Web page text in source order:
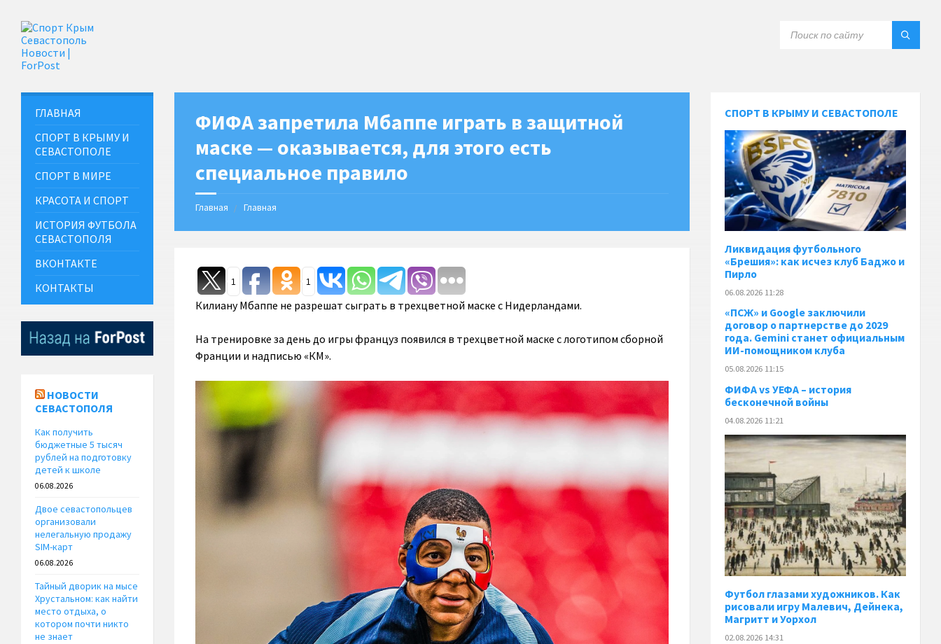
ФИФА запретила Мбаппе играть в защитной
маске — оказывается, для этого есть
специальное правило
Главная Главная
1 1
Килиану Мбаппе не разрешат сыграть в трехцветной маске с Нидерландами.
На тренировке за день до игры француз появился в трехцветной маске с логотипом сборной
Франции и надписью «КМ».
ГЛАВНАЯ
СПОРТ В КРЫМУ И
СЕВАСТОПОЛЕ
СПОРТ В МИРЕ
КРАСОТА И СПОРТ
ИСТОРИЯ ФУТБОЛА
СЕВАСТОПОЛЯ
ВКОНТАКТЕ
КОНТАКТЫ
НОВОСТИ
СЕВАСТОПОЛЯ
Как получить
бюджетные 5 тысяч
рублей на подготовку
детей к школе
06.08.2026
Двое севастопольцев
организовали
нелегальную продажу
SIM-карт
06.08.2026
Тайный дворик на мысе
Хрустальном: как найти
место отдыха, о
котором почти никто
не знает
СПОРТ В КРЫМУ И СЕВАСТОПОЛЕ
Ликвидация футбольного
«Брешия»: как исчез клуб Баджо и
Пирло
06.08.2026 11:28
«ПСЖ» и Google заключили
договор о партнерстве до 2029
года. Gemini станет официальным
ИИ-помощником клуба
05.08.2026 11:15
ФИФА vs УЕФА – история
бесконечной войны
04.08.2026 11:21
Футбол глазами художников. Как
рисовали игру Малевич, Дейнека,
Магритт и Уорхол
02.08.2026 14:31